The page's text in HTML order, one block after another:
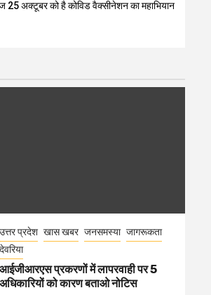
25 अक्टूबर को है कोविड वैक्सीनेशन का महाभियान
उत्तर प्रदेश खास खबर जनसमस्या जागरूकता
देवरिया
आईजीआरएस प्रकरणों में लापरवाही पर 5
अधिकारियों को कारण बताओ नोटिस